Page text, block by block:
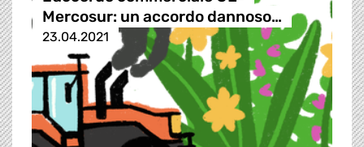
Mercosur: un accordo dannoso…
23.04.2021